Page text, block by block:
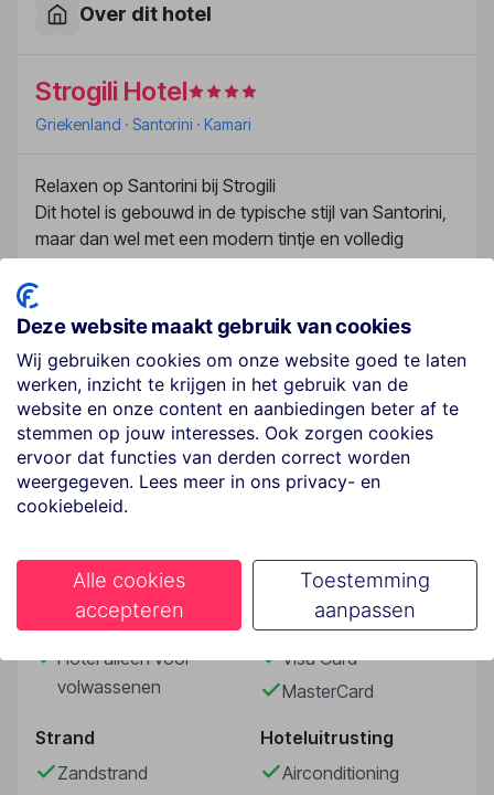
Over dit hotel
Strogili Hotel
Griekenland · Santorini · Kamari
Relaxen op Santorini bij Strogili
Dit hotel is gebouwd in de typische stijl van Santorini,
maar dan wel met een modern tintje en volledig
gerenoveerd. Je voelt je hier al snel thuis. De moderne
kamers zijn van alle gemakken voorzien. Ook aan
vitamine D heb je hier geen gebrek. Plof op een
ligbedje bij het zwembad, sluit je ogen en geniet van
de warme Griekse zonnestralen. Relaxen op het
strand kan natuurlijk ook. En ben je toe aan wat meer
actie, dan trek je eropuit om het gezellige Kamari te
verkennen.
Sport & Activiteiten
Overige informatie
officiële classificatie: 4 sterren
onze classificatie: 4 sterren
Kamers
2-persoonskamer, Tuinzijde, 2-3 pers
airco
Lees meer
Gebouwinformatie
Hotel alleen voor
volwassenen
Betalingsmogelijkheden
Visa Card
MasterCard
Strand
Zandstrand
Hoteluitrusting
Airconditioning
Deze website maakt gebruik van cookies
Wij gebruiken cookies om onze website goed te laten
werken, inzicht te krijgen in het gebruik van de
website en onze content en aanbiedingen beter af te
stemmen op jouw interesses. Ook zorgen cookies
ervoor dat functies van derden correct worden
weergegeven. Lees meer in ons privacy- en
cookiebeleid.
Alle cookies
accepteren
Toestemming
aanpassen